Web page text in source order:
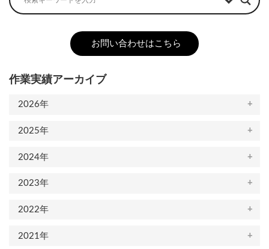
お問い合わせはこちら
作業実績アーカイブ
2026年
2025年
2024年
2023年
2022年
2021年